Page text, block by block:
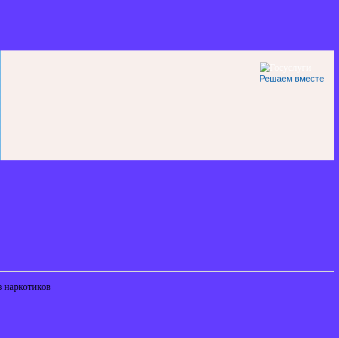
Решаем вместе